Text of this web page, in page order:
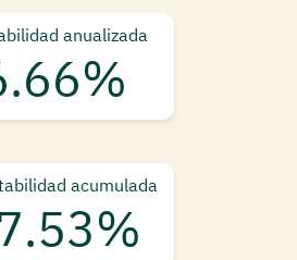
anualizada
acumulada